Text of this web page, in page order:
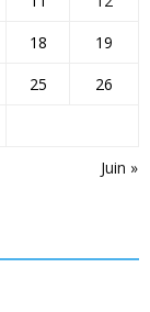
Juin »
18
19
25
26